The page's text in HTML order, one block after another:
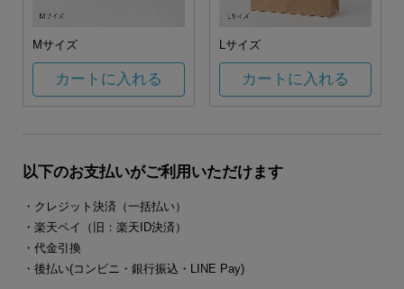
Mサイズ
カートに入れる
Lサイズ
カートに入れる
以下のお支払いがご利用いただけます
・クレジット決済（一括払い）
・楽天ペイ（旧：楽天ID決済）
・代金引換
・後払い(コンビニ・銀行振込・LINE Pay)